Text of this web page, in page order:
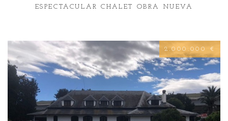
ESPECTACULAR CHALET OBRA NUEVA
2.000.000 €